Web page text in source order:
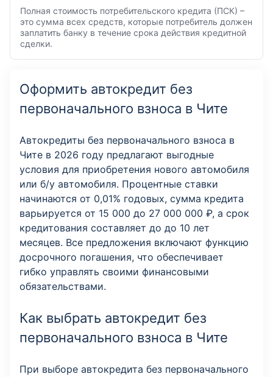
Полная стоимость потребительского кредита (ПСК) –
это сумма всех средств, которые потребитель должен
заплатить банку в течение срока действия кредитной
сделки.
Оформить автокредит без
первоначального взноса в Чите
Автокредиты без первоначального взноса в
Чите в 2026 году предлагают выгодные
условия для приобретения нового автомобиля
или б/у автомобиля. Процентные ставки
начинаются от 0,01% годовых, сумма кредита
варьируется от 15 000 до 27 000 000 ₽, а срок
кредитования составляет до до 10 лет
месяцев. Все предложения включают функцию
досрочного погашения, что обеспечивает
гибко управлять своими финансовыми
обязательствами.
Как выбрать автокредит без
первоначального взноса в Чите
При выборе автокредита без первоначального